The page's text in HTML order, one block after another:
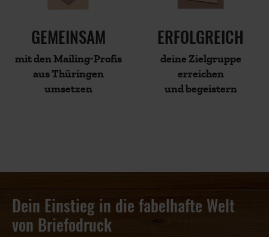
GEMEINSAM
mit den Mailing-Profis
aus Thüringen
umsetzen
ERFOLGREICH
deine Zielgruppe
erreichen
und begeistern
Dein Einstieg in die fabelhafte Welt
von Briefodruck